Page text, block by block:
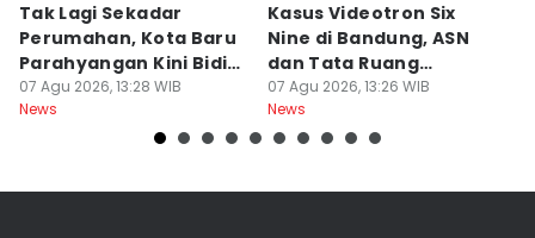
Tak Lagi Sekadar
Perumahan, Kota Baru
Parahyangan Kini Bidik
Wisatawan
07 Agu 2026, 13:28 WIB
News
Kasus Videotron Six
Nine di Bandung, ASN
dan Tata Ruang
Diperiksa
07 Agu 2026, 13:26 WIB
News